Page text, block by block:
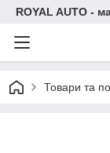
ROYAL AUTO -
Товари та